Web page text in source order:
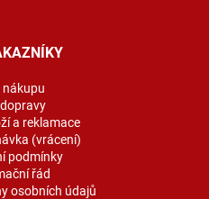
nákupu
a reklamace
(vrácení)
podmínky
řád
osobních údajů